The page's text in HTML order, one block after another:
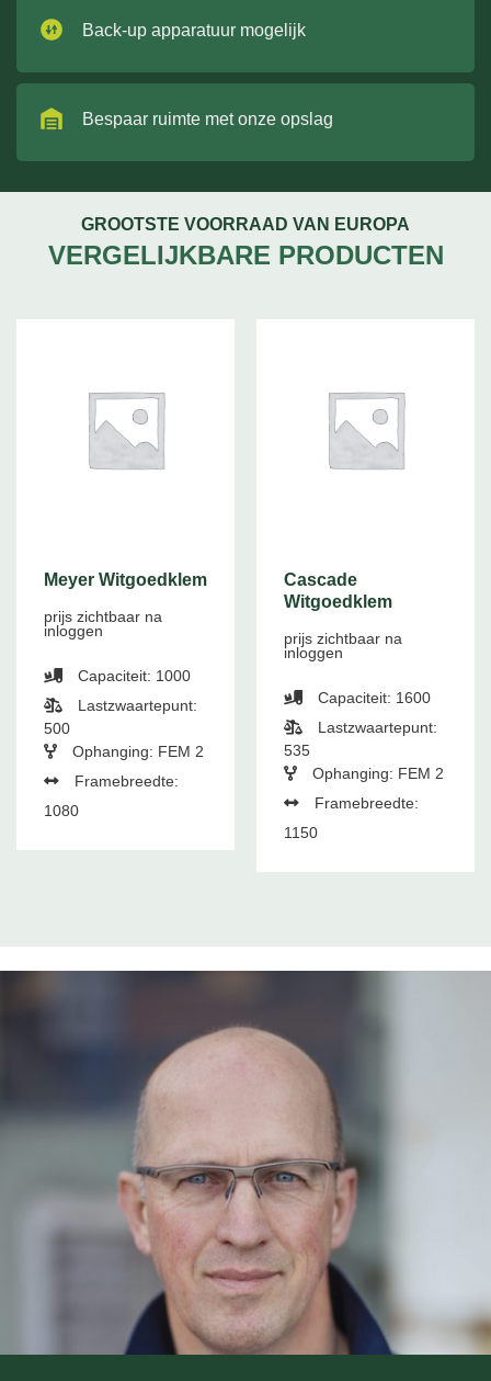
Back-up apparatuur mogelijk
Bespaar ruimte met onze opslag
GROOTSTE VOORRAAD VAN EUROPA
VERGELIJKBARE PRODUCTEN
Meyer Witgoedklem
prijs zichtbaar na
inloggen
Capaciteit: 1000
Lastzwaartepunt:
500
Ophanging: FEM 2
Framebreedte:
1080
Cascade
Witgoedklem
prijs zichtbaar na
inloggen
Capaciteit: 1600
Lastzwaartepunt:
535
Ophanging: FEM 2
Framebreedte:
1150